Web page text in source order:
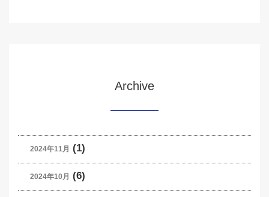
Archive
2024年11月 (1)
2024年10月 (6)